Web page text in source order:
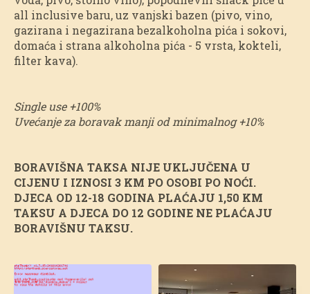
all inclusive baru, uz vanjski bazen (pivo, vino,
gazirana i negazirana bezalkoholna pića i sokovi,
domaća i strana alkoholna pića - 5 vrsta, kokteli,
filter kava).
Single use +100%
Uvećanje za boravak manji od minimalnog +10%
BORAVIŠNA TAKSA NIJE UKLJUČENA U
CIJENU I IZNOSI 3 KM PO OSOBI PO NOĆI.
DJECA OD 12-18 GODINA PLAĆAJU 1,50 KM
TAKSU A DJECA DO 12 GODINE NE PLAĆAJU
BORAVIŠNU TAKSU.